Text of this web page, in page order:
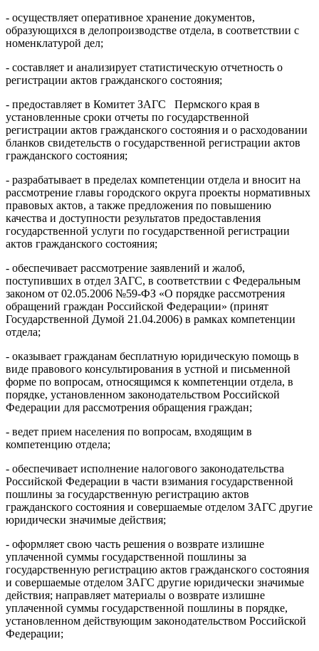
- осуществляет оперативное хранение документов,
образующихся в делопроизводстве отдела, в соответствии с
номенклатурой дел;
- составляет и анализирует статистическую отчетность о
регистрации актов гражданского состояния;
- предоставляет в Комитет ЗАГС Пермского края в
установленные сроки отчеты по государственной
регистрации актов гражданского состояния и о расходовании
бланков свидетельств о государственной регистрации актов
гражданского состояния;
- разрабатывает в пределах компетенции отдела и вносит на
рассмотрение главы городского округа проекты нормативных
правовых актов, а также предложения по повышению
качества и доступности результатов предоставления
государственной услуги по государственной регистрации
актов гражданского состояния;
- обеспечивает рассмотрение заявлений и жалоб,
поступивших в отдел ЗАГС, в соответствии с Федеральным
законом от 02.05.2006 №59-ФЗ «О порядке рассмотрения
обращений граждан Российской Федерации» (принят
Государственной Думой 21.04.2006) в рамках компетенции
отдела;
- оказывает гражданам бесплатную юридическую помощь в
виде правового консультирования в устной и письменной
форме по вопросам, относящимся к компетенции отдела, в
порядке, установленном законодательством Российской
Федерации для рассмотрения обращения граждан;
- ведет прием населения по вопросам, входящим в
компетенцию отдела;
- обеспечивает исполнение налогового законодательства
Российской Федерации в части взимания государственной
пошлины за государственную регистрацию актов
гражданского состояния и совершаемые отделом ЗАГС другие
юридически значимые действия;
- оформляет свою часть решения о возврате излишне
уплаченной суммы государственной пошлины за
государственную регистрацию актов гражданского состояния
и совершаемые отделом ЗАГС другие юридически значимые
действия; направляет материалы о возврате излишне
уплаченной суммы государственной пошлины в порядке,
установленном действующим законодательством Российской
Федерации;